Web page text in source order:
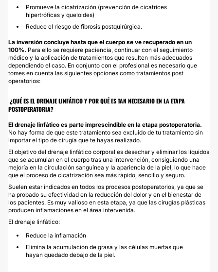
Promueve la cicatrización (prevención de cicatrices
hipertróficas y queloides)
Reduce el riesgo de fibrosis postquirúrgica.
La inversión concluye hasta que el cuerpo se ve recuperado en un
100%. Para ello se requiere paciencia, continuar con el seguimiento
médico y la aplicación de tratamientos que resulten más adecuados
dependiendo el caso. En conjunto con el profesional es necesario que
tomes en cuenta las siguientes opciones como tratamientos post
operatorios:
¿QUÉ ES EL DRENAJE LINFÁTICO Y POR QUÉ ES TAN NECESARIO EN LA ETAPA
POSTOPERATORIA?
El drenaje linfático es parte imprescindible en la etapa postoperatoria.
No hay forma de que este tratamiento sea excluido de tu tratamiento sin
importar el tipo de cirugía que te hayas realizado.
El objetivo del drenaje linfático corporal es desechar y eliminar los líquidos
que se acumulan en el cuerpo tras una intervención, consiguiendo una
mejoría en la circulación sanguínea y la apariencia de la piel, lo que hace
que el proceso de cicatrización sea más rápido, sencillo y seguro.
Suelen estar indicados en todos los procesos postoperatorios, ya que se
ha probado su efectividad en la reducción del dolor y en el bienestar de
los pacientes. Es muy valioso en esta etapa, ya que las cirugías plásticas
producen inflamaciones en el área intervenida.
El drenaje linfático:
Reduce la inflamación
Elimina la acumulación de grasa y las células muertas que
hayan quedado debajo de la piel.